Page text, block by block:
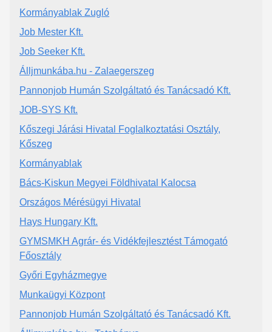
Kormányablak Zugló
Job Mester Kft.
Job Seeker Kft.
Álljmunkába.hu - Zalaegerszeg
Pannonjob Humán Szolgáltató és Tanácsadó Kft.
JOB-SYS Kft.
Kőszegi Járási Hivatal Foglalkoztatási Osztály,
Kőszeg
Kormányablak
Bács-Kiskun Megyei Földhivatal Kalocsa
Országos Mérésügyi Hivatal
Hays Hungary Kft.
GYMSMKH Agrár- és Vidékfejlesztést Támogató
Főosztály
Győri Egyházmegye
Munkaügyi Központ
Pannonjob Humán Szolgáltató és Tanácsadó Kft.